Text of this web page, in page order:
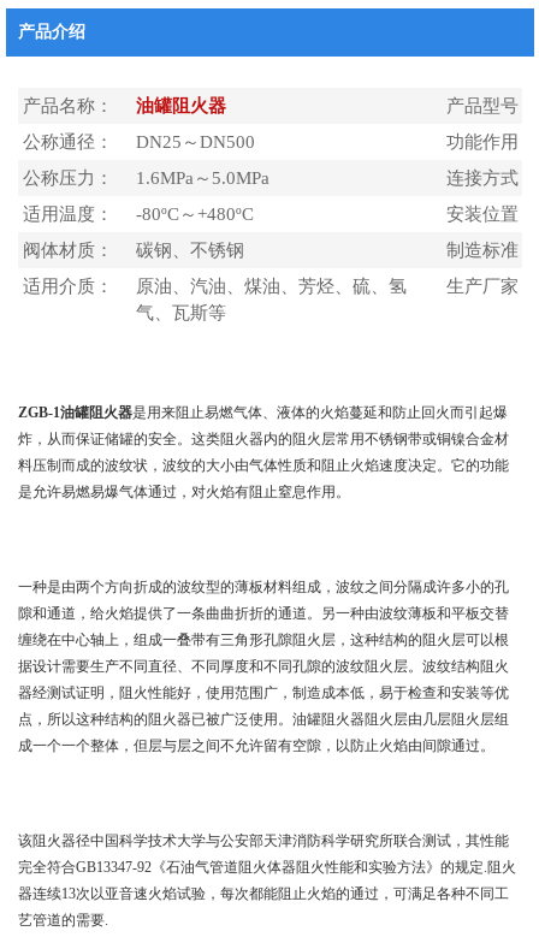
产品介绍
产品名称： 油罐阻火器
产品型号：
公称通径：
DN25～DN500
功能作用：
公称压力：
1.6MPa～5.0MPa
连接方式：
适用温度：
-80ºC～+480ºC
安装位置：
阀体材质：
碳钢、不锈钢
制造标准：
适用介质：
原油、汽油、煤油、芳烃、硫、氢
气、瓦斯等
生产厂家：
ZGB-1油罐阻火器是用来阻止易燃气体、液体的火焰蔓延和防止回火而引起爆
炸，从而保证储罐的安全。这类阻火器内的阻火层常用不锈钢带或铜镍合金材
料压制而成的波纹状，波纹的大小由气体性质和阻止火焰速度决定。它的功能
是允许易燃易爆气体通过，对火焰有阻止窒息作用。
一种是由两个方向折成的波纹型的薄板材料组成，波纹之间分隔成许多小的孔
隙和通道，给火焰提供了一条曲曲折折的通道。另一种由波纹薄板和平板交替
缠绕在中心轴上，组成一叠带有三角形孔隙阻火层，这种结构的阻火层可以根
据设计需要生产不同直径、不同厚度和不同孔隙的波纹阻火层。波纹结构阻火
器经测试证明，阻火性能好，使用范围广，制造成本低，易于检查和安装等优
点，所以这种结构的阻火器已被广泛使用。油罐阻火器阻火层由几层阻火层组
成一个一个整体，但层与层之间不允许留有空隙，以防止火焰由间隙通过。
该阻火器径中国科学技术大学与公安部天津消防科学研究所联合测试，其性能
完全符合GB13347-92《石油气管道阻火体器阻火性能和实验方法》的规定.阻火
器连续13次以亚音速火焰试验，每次都能阻止火焰的通过，可满足各种不同工
艺管道的需要.